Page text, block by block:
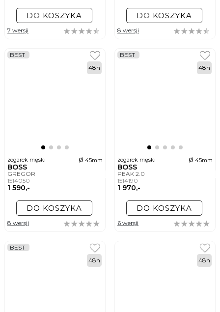
DO KOSZYKA
7 wersji
DO KOSZYKA
8 wersji
zegarek męski ø 45mm
BOSS
GREGOR
1514050
1 590,-
BEST
48h
DO KOSZYKA
8 wersji
zegarek męski ø 45mm
BOSS
PEAK 2.0
1514190
1 970,-
BEST
48h
DO KOSZYKA
6 wersji
BEST
48h
48h